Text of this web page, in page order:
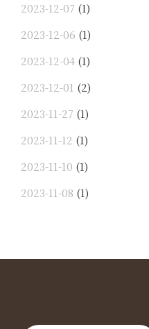
2023-12-07 (1)
2023-12-06 (1)
2023-12-04 (1)
2023-12-01 (2)
2023-11-27 (1)
2023-11-12 (1)
2023-11-10 (1)
2023-11-08 (1)